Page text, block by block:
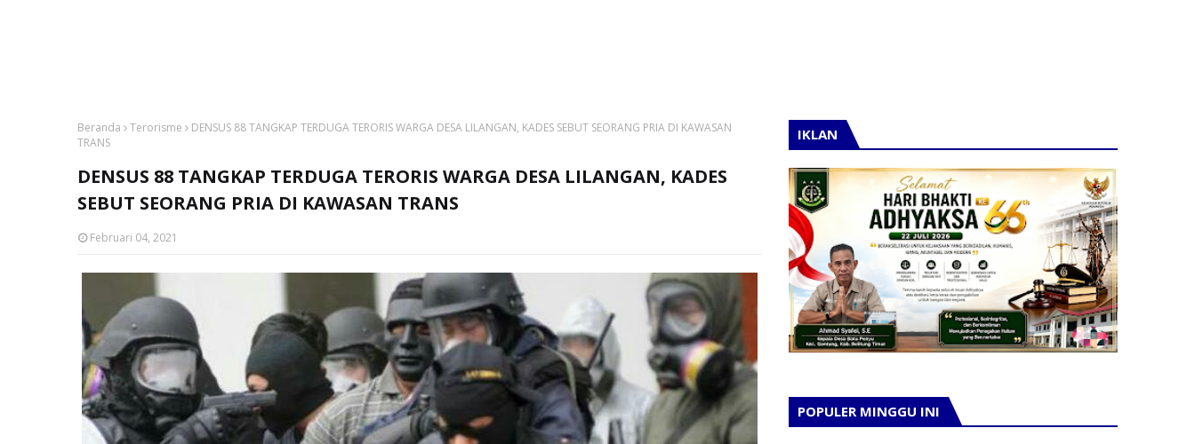
Beranda Terorisme
DENSUS 88 TANGKAP TERDUGA TERORIS WARGA DESA LILANGAN, KADES SEBUT SEORANG PRIA DI KAWASAN
TRANS
DENSUS 88 TANGKAP TERDUGA TERORIS WARGA DESA LILANGAN, KADES
SEBUT SEORANG PRIA DI KAWASAN TRANS
Februari 04, 2021
IKLAN
POPULER MINGGU INI